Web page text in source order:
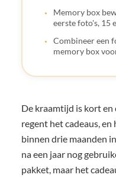
Memory box
eerste foto's, 15
Combineer een
memory box
De kraamtijd is kort en
regent het cadeaus,
binnen drie maanden
na een jaar nog
pakket, maar het